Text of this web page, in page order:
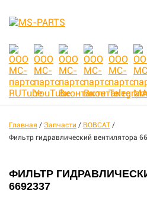
Главная / Запчасти / BOBCAT /
Фильтр гидравлический вентилятора
ФИЛЬТР
6692337